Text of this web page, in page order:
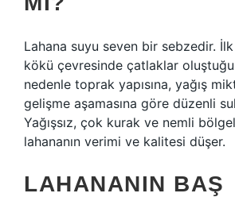
Lahana suyu seven bir sebzedir.
kökü çevresinde çatlaklar
nedenle toprak yapısına, yağış
gelişme aşamasına göre düzenli
Yağışsız, çok kurak ve nemli
lahananın verimi ve kalitesi düşer.
LAHANANIN BAŞ